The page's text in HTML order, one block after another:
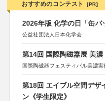
おすすめのコンテスト [PR]
2026年版 化学の日「缶バ
公益社団法人日本化学会
第14回 国際陶磁器展 美濃
国際陶磁器フェスティバル美濃実
第18回 エイブル空間デザ
ン《学生限定》